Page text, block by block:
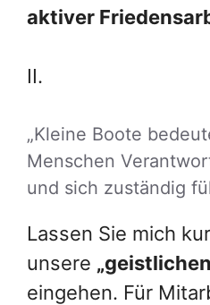
aktiver
II.
„Kleine Boote
Menschen
und sich zuständig
Lassen Sie mich
unsere
eingehen. Für